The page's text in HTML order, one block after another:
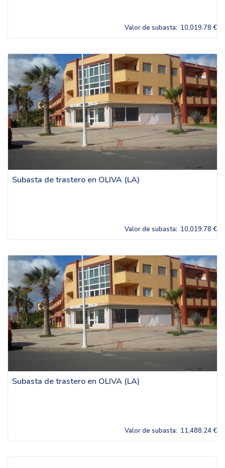
Valor de subasta: 10,019.78 €
Subasta de trastero en OLIVA (LA)
Valor de subasta: 10,019.78 €
Subasta de trastero en OLIVA (LA)
Valor de subasta: 11,488.24 €